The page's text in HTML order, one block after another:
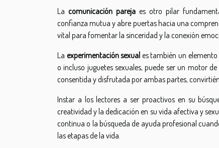
La comunicación pareja es otro pilar
confianza mutua y abre puertas hacia una
vital para fomentar la sinceridad y la conexión
La experimentación sexual es también un
o incluso juguetes sexuales, puede ser un motor
consentida y disfrutada por ambas partes,
Instar a los lectores a ser proactivos en su
creatividad y la dedicación en su vida afectiva y
continua o la búsqueda de ayuda profesional
las etapas de la vida.